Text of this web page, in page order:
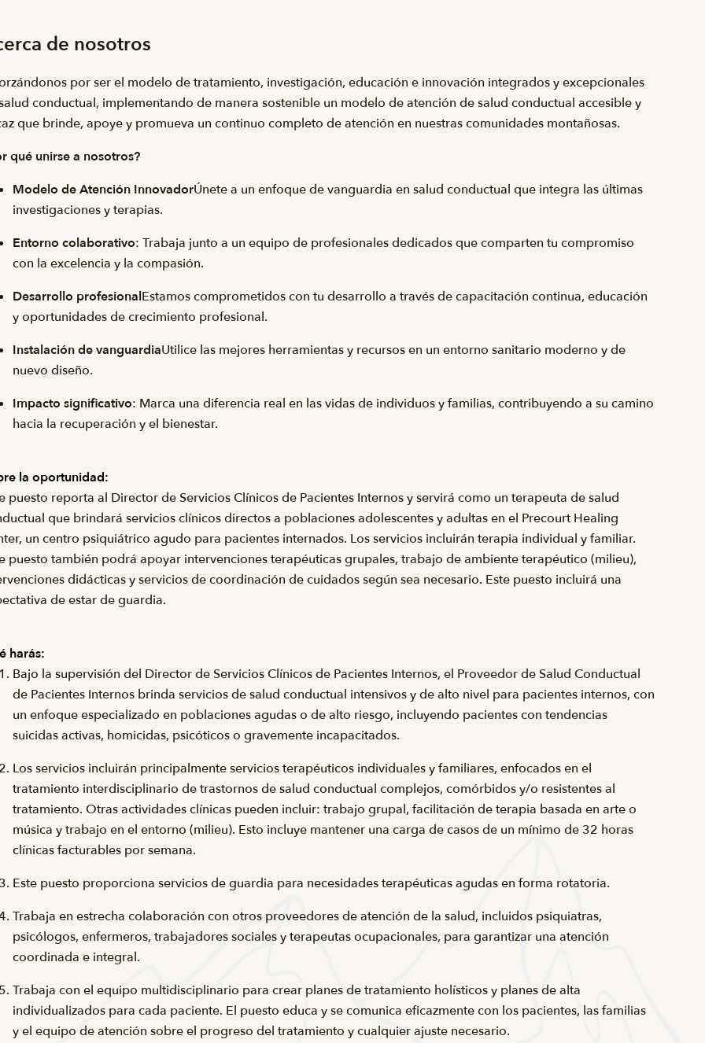
de nosotros
por ser el modelo de tratamiento, investigación, educación e innovación integrados y excepcionales
conductual, implementando de manera sostenible un modelo de atención de salud conductual accesible y
que brinde, apoye y promueva un continuo completo de atención en nuestras comunidades montañosas.
qué unirse a nosotros?
Modelo de Atención InnovadorÚnete a un enfoque de vanguardia en salud conductual que integra las últimas
investigaciones y terapias.
Entorno colaborativo: Trabaja junto a un equipo de profesionales dedicados que comparten tu compromiso
con la excelencia y la compasión.
Desarrollo profesionalEstamos comprometidos con tu desarrollo a través de capacitación continua, educación
y oportunidades de crecimiento profesional.
Instalación de vanguardiaUtilice las mejores herramientas y recursos en un entorno sanitario moderno y de
nuevo diseño.
Impacto significativo: Marca una diferencia real en las vidas de individuos y familias, contribuyendo a su camino
hacia la recuperación y el bienestar.
la oportunidad:
puesto reporta al Director de Servicios Clínicos de Pacientes Internos y servirá como un terapeuta de salud
que brindará servicios clínicos directos a poblaciones adolescentes y adultas en el Precourt Healing
un centro psiquiátrico agudo para pacientes internados. Los servicios incluirán terapia individual y familiar.
puesto también podrá apoyar intervenciones terapéuticas grupales, trabajo de ambiente terapéutico (milieu),
didácticas y servicios de coordinación de cuidados según sea necesario. Este puesto incluirá una
de estar de guardia.
harás:
Bajo la supervisión del Director de Servicios Clínicos de Pacientes Internos, el Proveedor de Salud Conductual
de Pacientes Internos brinda servicios de salud conductual intensivos y de alto nivel para pacientes internos, con
un enfoque especializado en poblaciones agudas o de alto riesgo, incluyendo pacientes con tendencias
suicidas activas, homicidas, psicóticos o gravemente incapacitados.
Los servicios incluirán principalmente servicios terapéuticos individuales y familiares, enfocados en el
tratamiento interdisciplinario de trastornos de salud conductual complejos, comórbidos y/o resistentes al
tratamiento. Otras actividades clínicas pueden incluir: trabajo grupal, facilitación de terapia basada en arte o
música y trabajo en el entorno (milieu). Esto incluye mantener una carga de casos de un mínimo de 32 horas
clínicas facturables por semana.
Este puesto proporciona servicios de guardia para necesidades terapéuticas agudas en forma rotatoria.
Trabaja en estrecha colaboración con otros proveedores de atención de la salud, incluidos psiquiatras,
psicólogos, enfermeros, trabajadores sociales y terapeutas ocupacionales, para garantizar una atención
coordinada e integral.
Trabaja con el equipo multidisciplinario para crear planes de tratamiento holísticos y planes de alta
individualizados para cada paciente. El puesto educa y se comunica eficazmente con los pacientes, las familias
y el equipo de atención sobre el progreso del tratamiento y cualquier ajuste necesario.